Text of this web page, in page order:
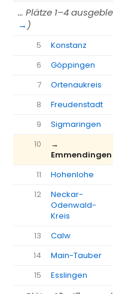
… Plätze 1–4
→ )
5 Konstanz
6
Göppingen
7
Ortenaukreis
8
Freudenstadt
9
Sigmaringen
10
→
Emmendingen
11 Hohenlohe
12
Neckar-
Odenwald-
Kreis
13 Calw
14
Main-Tauber
15
Esslingen